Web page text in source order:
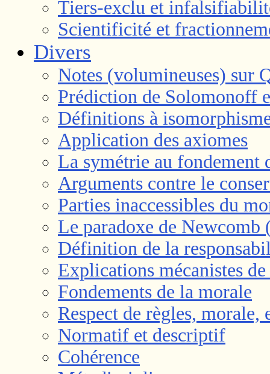
Tiers-exclu et
Scientificité et
Divers
Notes (volumineuses) sur
Prédiction de Solomonoff
Définitions à
Application des axiomes
La symétrie au fondement
Arguments contre le
Parties inaccessibles du
Le paradoxe de Newcomb
Définition de la
Explications mécanistes
Fondements de la morale
Respect de règles, morale,
Normatif et descriptif
Cohérence